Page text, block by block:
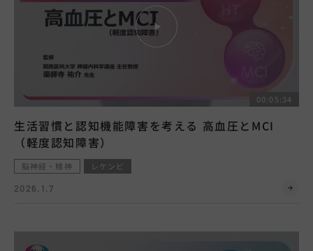
00:05:34
生活習慣と認知機能障害を考える 高血圧とMCI
（軽度認知障害）
脳神経・精神
レケンビ
2026.1.7